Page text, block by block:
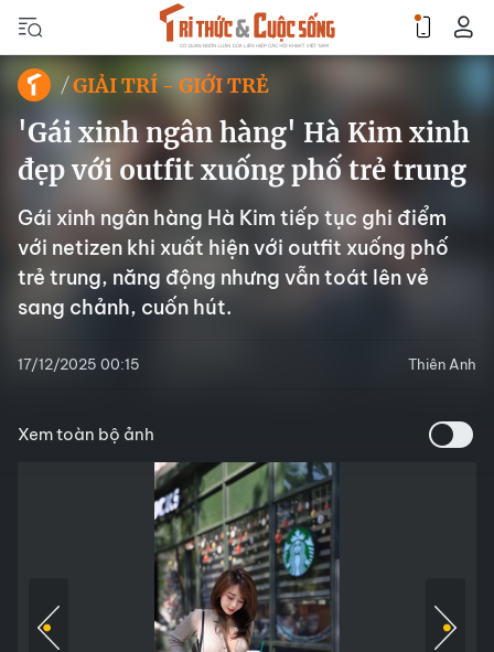
GIẢI TRÍ - GIỚI TRẺ
'Gái xinh ngân hàng' Hà Kim xinh
đẹp với outfit xuống phố trẻ trung
Gái xinh ngân hàng Hà Kim tiếp tục ghi điểm
với netizen khi xuất hiện với outfit xuống phố
trẻ trung, năng động nhưng vẫn toát lên vẻ
sang chảnh, cuốn hút.
17/12/2025 00:15 Thiên Anh
Xem toàn bộ ảnh